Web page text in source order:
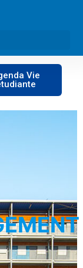
Vie